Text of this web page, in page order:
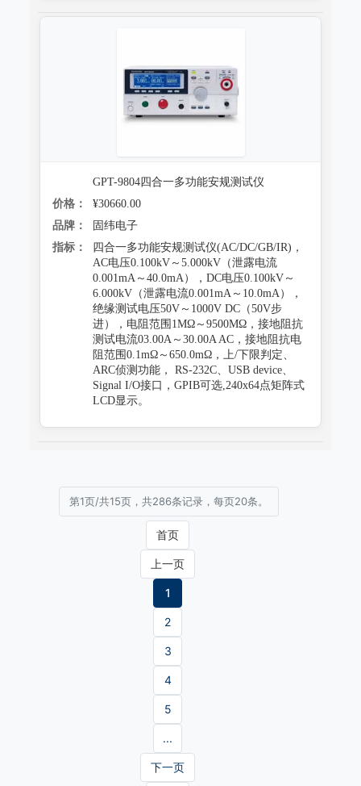
GPT-9804四合一多功能安规测试仪
价格：
¥30660.00
品牌：
固纬电子
指标：
四合一多功能安规测试仪(AC/DC/GB/IR)，
AC电压0.100kV～5.000kV（泄露电流
0.001mA～40.0mA），DC电压0.100kV～
6.000kV（泄露电流0.001mA～10.0mA），
绝缘测试电压50V～1000V DC（50V步
进），电阻范围1MΩ～9500MΩ，接地阻抗
测试电流03.00A～30.00A AC，接地阻抗电
阻范围0.1mΩ～650.0mΩ，上/下限判定、
ARC侦测功能， RS-232C、USB device、
Signal I/O接口，GPIB可选,240x64点矩阵式
LCD显示。
第1页/共15页，共286条记录，每页20条。
首页
上一页
1
2
3
4
5
...
下一页